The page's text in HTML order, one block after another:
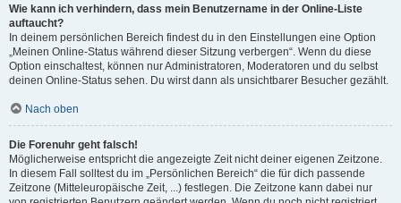
Wie kann ich verhindern, dass mein Benutzername in der Online-Liste
auftaucht?
In deinem persönlichen Bereich findest du in den Einstellungen eine Option
„Meinen Online-Status während dieser Sitzung verbergen“. Wenn du diese
Option einschaltest, können nur Administratoren, Moderatoren und du selbst
deinen Online-Status sehen. Du wirst dann als unsichtbarer Besucher gezählt.
Nach oben
Die Forenuhr geht falsch!
Möglicherweise entspricht die angezeigte Zeit nicht deiner eigenen Zeitzone.
In diesem Fall solltest du im „Persönlichen Bereich“ die für dich passende
Zeitzone (Mitteleuropäische Zeit, ...) festlegen. Die Zeitzone kann dabei nur